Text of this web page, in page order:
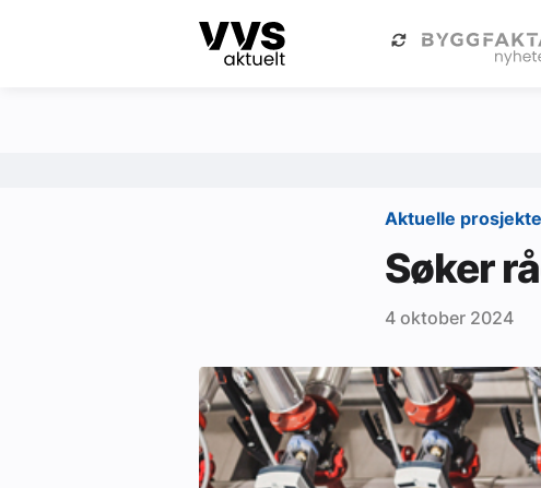
Kategorier Om VVS Aktuelt
Vann og avløp
Aktuelle prosjekter
Om VVS Aktuelt
Aktuelle
Søker
4 oktober 2024